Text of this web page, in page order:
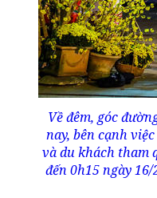
Về đêm, góc
nay, bên cạnh
và du khách tham
đến 0h15 ngày